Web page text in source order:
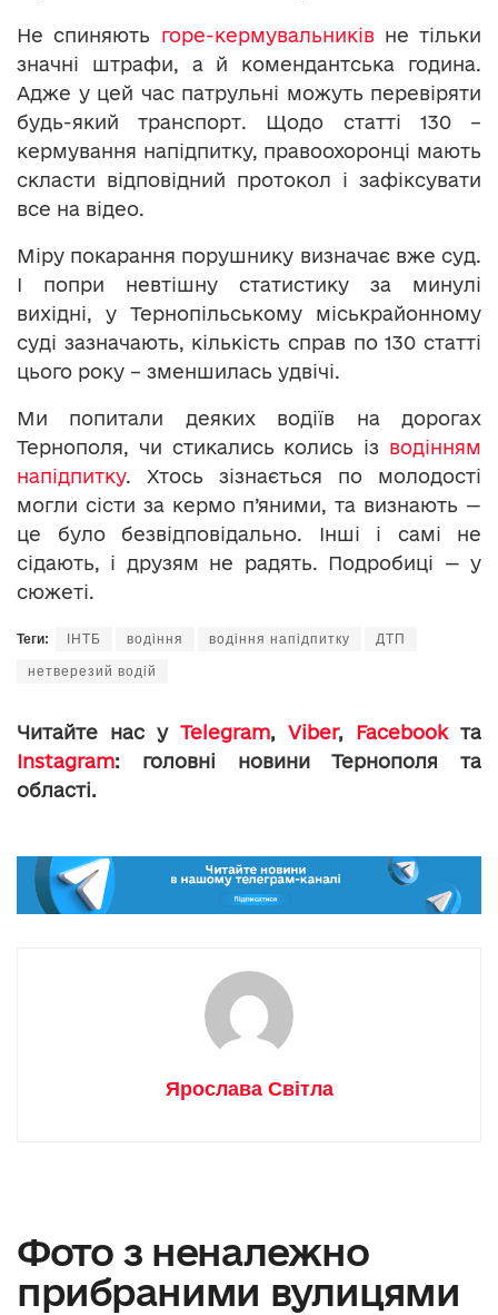
Не спиняють горе-кермувальників не тільки
значні штрафи, а й комендантська година.
Адже у цей час патрульні можуть перевіряти
будь-який транспорт. Щодо статті 130 –
кермування напідпитку, правоохоронці мають
скласти відповідний протокол і зафіксувати
все на відео.
Міру покарання порушнику визначає вже суд.
І попри невтішну статистику за минулі
вихідні, у Тернопільському міськрайонному
суді зазначають, кількість справ по 130 статті
цього року – зменшилась удвічі.
Ми попитали деяких водіїв на дорогах
Тернополя, чи стикались колись із водінням
напідпитку. Хтось зізнається по молодості
могли сісти за кермо п’яними, та визнають —
це було безвідповідально. Інші і самі не
сідають, і друзям не радять. Подробиці — у
сюжеті.
Теги: ІНТБ водіння водіння напідпитку ДТП
нетверезий водій
Читайте нас у Telegram, Viber, Facebookта
Instagram: головні новини Тернополя та
області.
Ярослава Світла
Фото з неналежно
прибраними вулицями